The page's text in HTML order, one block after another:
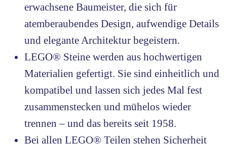
erwachsene Baumeister, die sich für
atemberaubendes Design, aufwendige Details
und elegante Architektur begeistern.
LEGO® Steine werden aus hochwertigen
Materialien gefertigt. Sie sind einheitlich und
kompatibel und lassen sich jedes Mal fest
zusammenstecken und mühelos wieder
trennen – und das bereits seit 1958.
Bei allen LEGO® Teilen stehen Sicherheit